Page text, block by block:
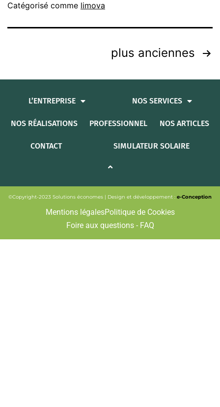
Catégorisé comme limova
plus anciennes
L’ENTREPRISE NOS SERVICES
NOS RÉALISATIONS PROFESSIONNEL NOS ARTICLES
CONTACT SIMULATEUR SOLAIRE
©Copyright-2023 Solutions économes | Design et développement : e-Conception
Mentions légalesPolitique de Cookies
Foire aux questions - FAQ